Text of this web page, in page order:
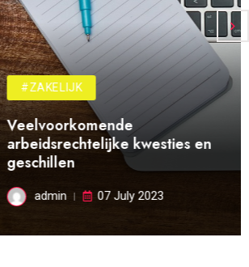
#ZAKELIJK
Veelvoorkomende
arbeidsrechtelijke kwesties en
geschillen
admin 07 July 2023